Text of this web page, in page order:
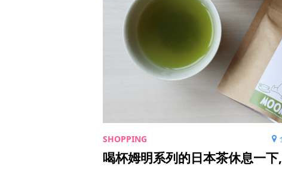
喝杯姆明系列的日本茶休息一下,